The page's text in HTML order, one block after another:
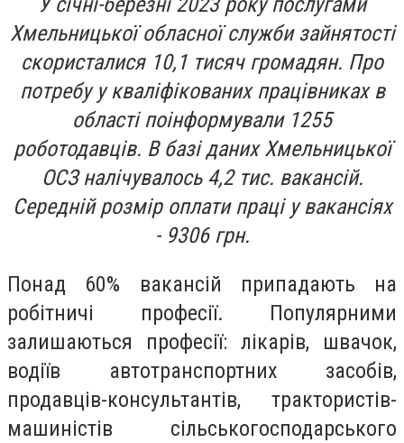
Хмельницької обласної служби зайнятості
скористалися 10,1 тисяч громадян. Про
потребу у кваліфікованих працівниках в
області поінформували 1255
роботодавців. В базі даних Хмельницької
ОСЗ налічувалось 4,2 тис. вакансій.
Середній розмір оплати праці у вакансіях
- 9306 грн.
Понад 60% вакансій припадають на
робітничі професії. Популярними
залишаються професії: лікарів, швачок,
водіїв автотранспортних засобів,
продавців-консультантів, трактористів-
машиністів сільськогосподарського